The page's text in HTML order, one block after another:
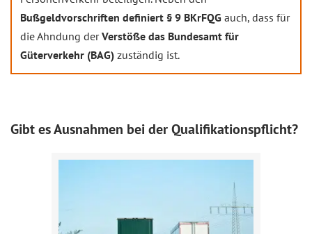
Bußgeldvorschriften definiert § 9 BKrFQG auch, dass für
die Ahndung derVerstöße das Bundesamt für
Güterverkehr (BAG) zuständig ist.
Gibt es Ausnahmen bei der Qualifikationspflicht?